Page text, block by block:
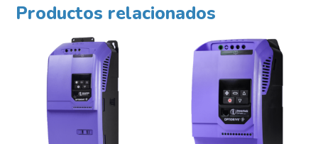
Productos relacionados